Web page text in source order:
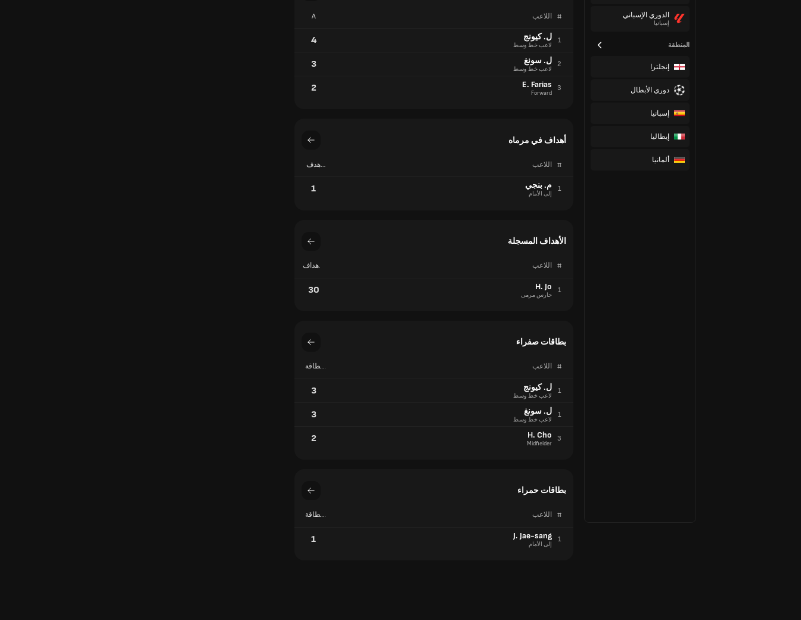
الدوري الإسباني
إسبانيا
المنطقة
إنجلترا
دوري الأبطال
إسبانيا
إيطاليا
ألمانيا
# اللاعب A
1 ل. كيونج
لاعب خط وسط 4
2 ل. سونغ
لاعب خط وسط 3
3
E. Farias
Forward
2
أهداف في مرماه
# اللاعب
هدف
1 م. بنجي
إلى الأمام 1
الأهداف المسجلة
# اللاعب
الأهداف
1
H. Jo
حارس مرمى 30
بطاقات صفراء
# اللاعب
بطاقة
1
ل. كيونج
لاعب خط وسط 3
1 ل. سونغ
لاعب خط وسط 3
3
H. Cho
Midfielder
2
بطاقات حمراء
# اللاعب
بطاقة
1
J. Jae-sang
إلى الأمام 1